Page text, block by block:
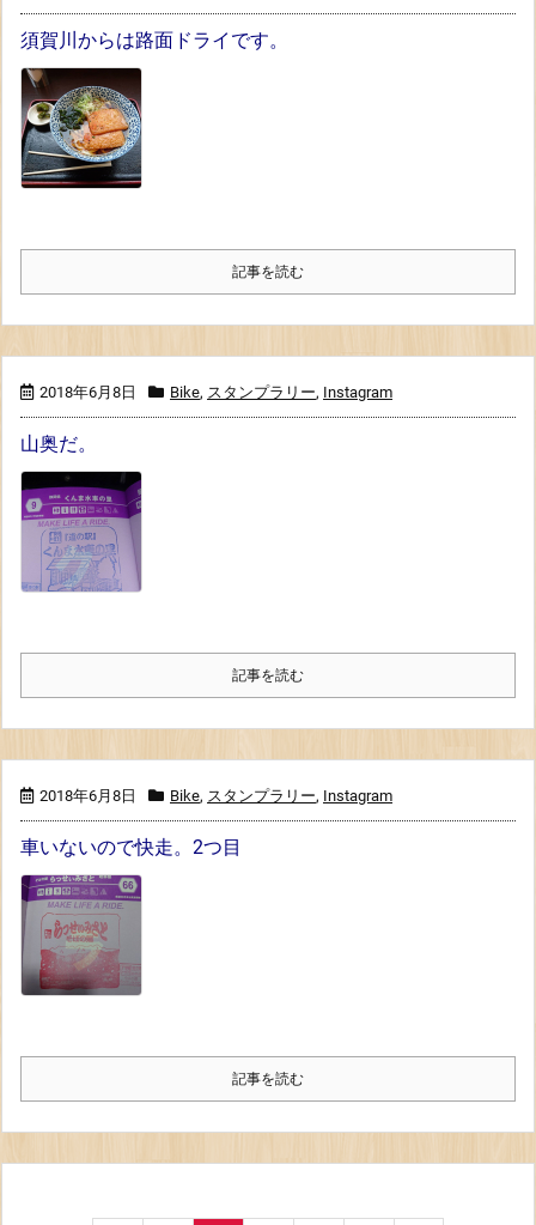
須賀川からは路面ドライです。
記事を読む
2018年6月8日 Bike, スタンプラリー, Instagram
山奥だ。
記事を読む
2018年6月8日 Bike, スタンプラリー, Instagram
車いないので快走。2つ目
記事を読む